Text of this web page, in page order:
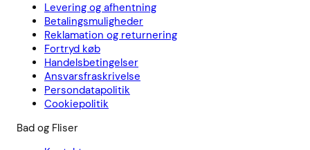
Levering og afhentning
Betalingsmuligheder
Reklamation og returnering
Fortryd køb
Handelsbetingelser
Ansvarsfraskrivelse
Persondatapolitik
Cookiepolitik
Bad og Fliser